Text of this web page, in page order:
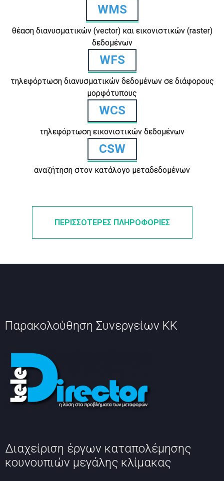
WMS
θέαση διανυσματικών (vector) και εικονιστικών (raster)
δεδομένων
WFS
τηλεφόρτωση διανυσματικών δεδομένων σε διάφορους
μορφότυπους
WCS
τηλεφόρτωση εικονιστικών δεδομένων
CSW
αναζήτηση στον κατάλογο μεταδεδομένων
ΠΕΡΙΣΣΟΤΕΡΕΣ ΠΛΗΡΟΦΟΡΙΕΣ
Παρακολούθηση Συνεργείων ΚΚ
Διαχείριση έργων καταπολέμησης
κουνουπιών μεγάλης κλίμακας